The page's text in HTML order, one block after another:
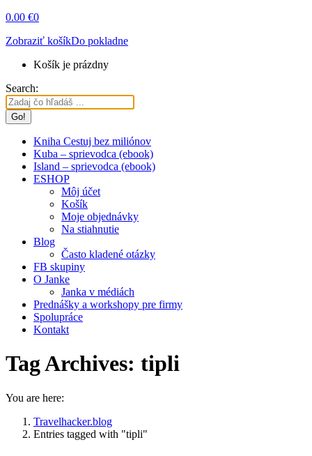
0.00 €0
Zobraziť košíkDo pokladne
Košík je prázdny
Search:
Kniha Cestuj bez miliónov
Kuba – sprievodca (ebook)
Island – sprievodca (ebook)
ESHOP
Môj účet
Košík
Moje objednávky
Na stiahnutie
Blog
Často kladené otázky
FB skupiny
O Janke
Janka v médiách
Prednášky a workshopy pre firmy
Spolupráce
Kontakt
Tag Archives: tipli
You are here:
Travelhacker.blog
Entries tagged with "tipli"